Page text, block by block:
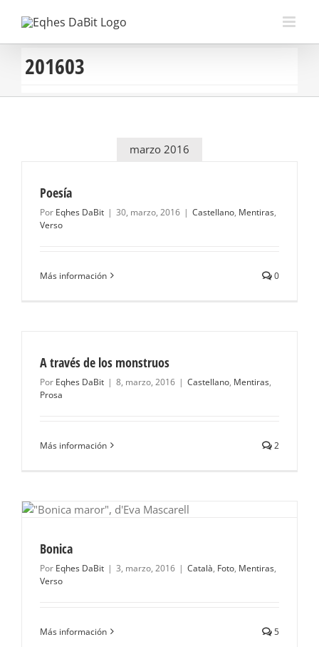
201603
marzo 2016
Poesía
Por Eqhes DaBit | 30, marzo, 2016 | Castellano, Mentiras,
Verso
Más información 0
A través de los monstruos
Por Eqhes DaBit | 8, marzo, 2016 | Castellano, Mentiras,
Prosa
Más información 2
Bonica
Por Eqhes DaBit | 3, marzo, 2016 | Català, Foto, Mentiras,
Verso
Más información 5